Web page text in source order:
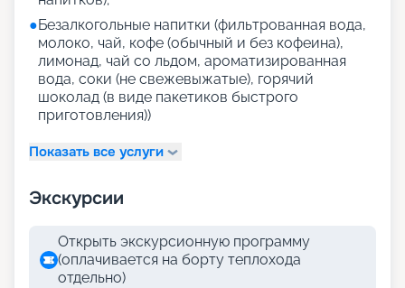
●Безалкогольные напитки (фильтрованная вода,
молоко, чай, кофе (обычный и без кофеина),
лимонад, чай со льдом, ароматизированная
вода, соки (не свежевыжатые), горячий
шоколад (в виде пакетиков быстрого
приготовления))
Показать все услуги
Экскурсии
Открыть экскурсионную программу
(оплачивается на борту теплохода
отдельно)